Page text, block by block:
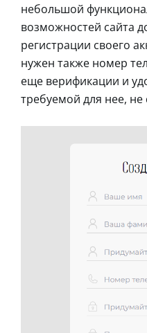
небольшой
возможностей сайта
регистрации своего
нужен также номер
еще верификации и
требуемой для нее,